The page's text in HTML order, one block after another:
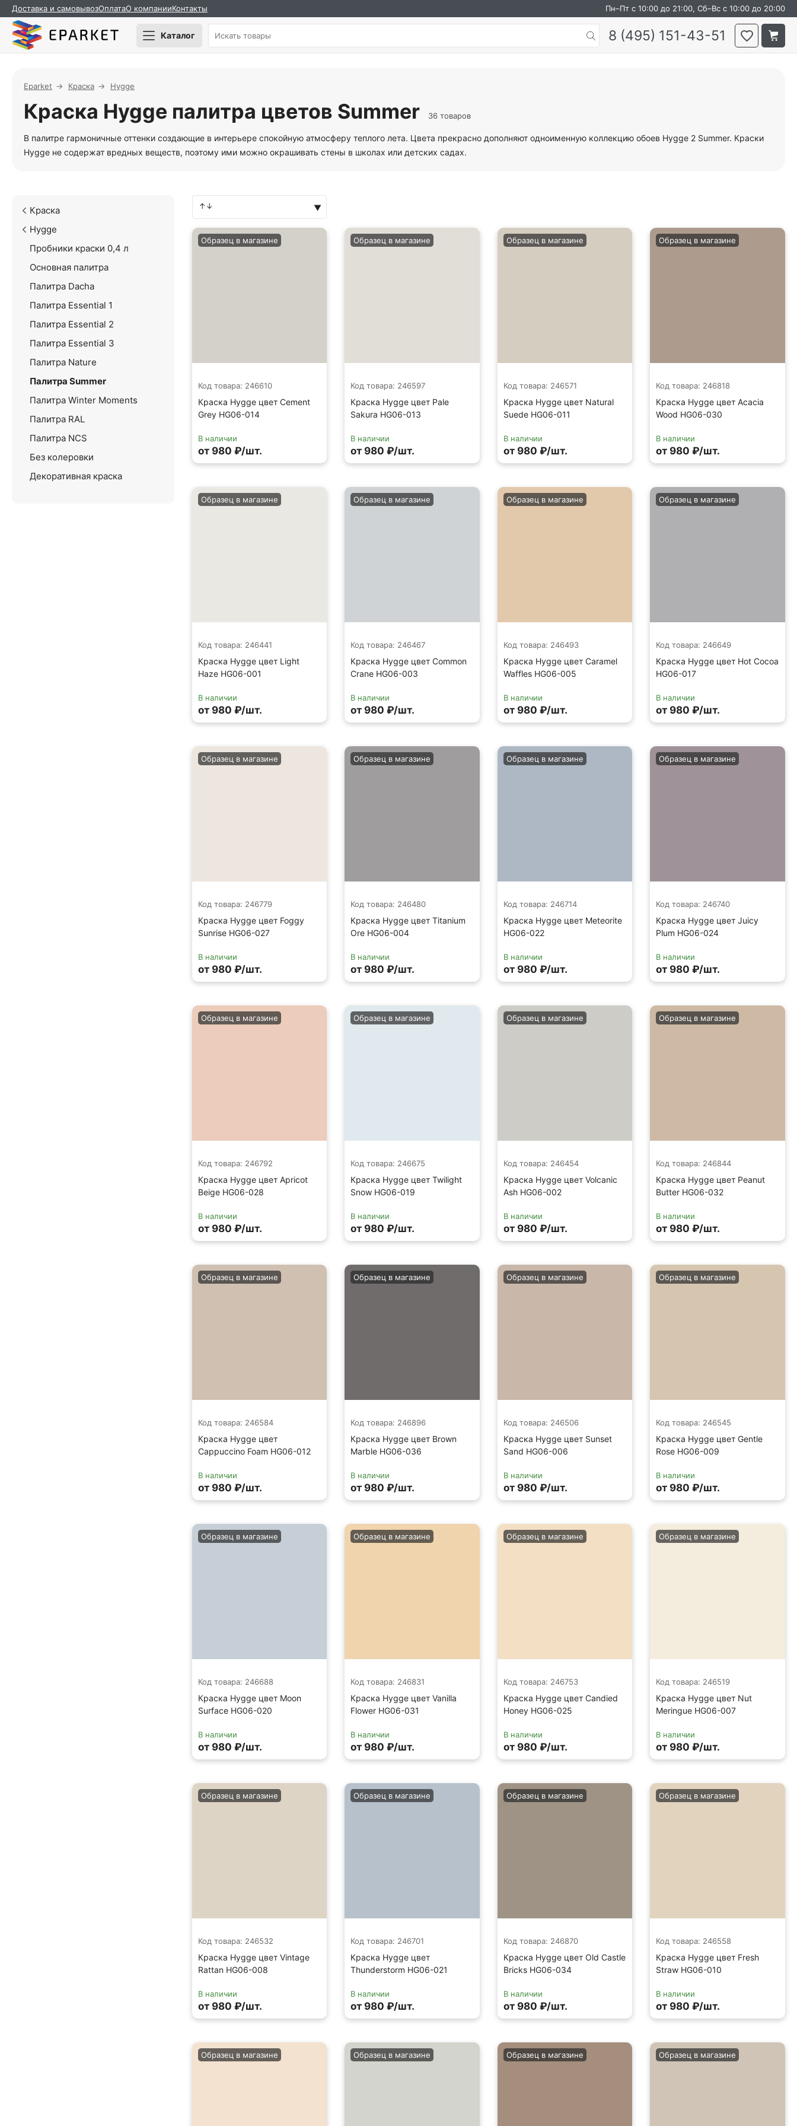
Доставка и самовывозОплатаО компанииКонтакты Пн–Пт с 10:00 до 21:00, Сб–Вс с 10:00 до 20:00
Каталог 8 (495) 151-43-51
Eparket Краска Hygge
Краска Hygge палитра цветов Summer 36 товаров
В палитре гармоничные оттенки создающие в интерьере спокойную атмосферу теплого лета. Цвета прекрасно дополняют одноименную коллекцию обоев Hygge 2 Summer. Краски
Hygge не содержат вредных веществ, поэтому ими можно окрашивать стены в школах или детских садах.
Краска
Hygge
Пробники краски 0,4 л
Основная палитра
Палитра Dacha
Палитра Essential 1
Палитра Essential 2
Палитра Essential 3
Палитра Nature
Палитра Summer
Палитра Winter Moments
Палитра RAL
Палитра NCS
Без колеровки
Декоративная краска
Код товара: 246610
Краска Hygge цвет Cement
Grey HG06-014
Образец в магазине
В наличии
от 980 ₽/шт.
Код товара: 246597
Краска Hygge цвет Pale
Sakura HG06-013
Образец в магазине
В наличии
от 980 ₽/шт.
Код товара: 246571
Краска Hygge цвет Natural
Suede HG06-011
Образец в магазине
В наличии
от 980 ₽/шт.
Код товара: 246818
Краска Hygge цвет Acacia
Wood HG06-030
Образец в магазине
В наличии
от 980 ₽/шт.
Код товара: 246441
Краска Hygge цвет Light
Haze HG06-001
Образец в магазине
В наличии
от 980 ₽/шт.
Код товара: 246467
Краска Hygge цвет Common
Crane HG06-003
Образец в магазине
В наличии
от 980 ₽/шт.
Код товара: 246493
Краска Hygge цвет Caramel
Waffles HG06-005
Образец в магазине
В наличии
от 980 ₽/шт.
Код товара: 246649
Краска Hygge цвет Hot Cocoa
HG06-017
Образец в магазине
В наличии
от 980 ₽/шт.
Код товара: 246779
Краска Hygge цвет Foggy
Sunrise HG06-027
Образец в магазине
В наличии
от 980 ₽/шт.
Код товара: 246480
Краска Hygge цвет Titanium
Ore HG06-004
Образец в магазине
В наличии
от 980 ₽/шт.
Код товара: 246714
Краска Hygge цвет Meteorite
HG06-022
Образец в магазине
В наличии
от 980 ₽/шт.
Код товара: 246740
Краска Hygge цвет Juicy
Plum HG06-024
Образец в магазине
В наличии
от 980 ₽/шт.
Код товара: 246792
Краска Hygge цвет Apricot
Beige HG06-028
Образец в магазине
В наличии
от 980 ₽/шт.
Код товара: 246675
Краска Hygge цвет Twilight
Snow HG06-019
Образец в магазине
В наличии
от 980 ₽/шт.
Код товара: 246454
Краска Hygge цвет Volcanic
Ash HG06-002
Образец в магазине
В наличии
от 980 ₽/шт.
Код товара: 246844
Краска Hygge цвет Peanut
Butter HG06-032
Образец в магазине
В наличии
от 980 ₽/шт.
Код товара: 246584
Краска Hygge цвет
Cappuccino Foam HG06-012
Образец в магазине
В наличии
от 980 ₽/шт.
Код товара: 246896
Краска Hygge цвет Brown
Marble HG06-036
Образец в магазине
В наличии
от 980 ₽/шт.
Код товара: 246506
Краска Hygge цвет Sunset
Sand HG06-006
Образец в магазине
В наличии
от 980 ₽/шт.
Код товара: 246545
Краска Hygge цвет Gentle
Rose HG06-009
Образец в магазине
В наличии
от 980 ₽/шт.
Код товара: 246688
Краска Hygge цвет Moon
Surface HG06-020
Образец в магазине
В наличии
от 980 ₽/шт.
Код товара: 246831
Краска Hygge цвет Vanilla
Flower HG06-031
Образец в магазине
В наличии
от 980 ₽/шт.
Код товара: 246753
Краска Hygge цвет Candied
Honey HG06-025
Образец в магазине
В наличии
от 980 ₽/шт.
Код товара: 246519
Краска Hygge цвет Nut
Meringue HG06-007
Образец в магазине
В наличии
от 980 ₽/шт.
Код товара: 246532
Краска Hygge цвет Vintage
Rattan HG06-008
Образец в магазине
В наличии
от 980 ₽/шт.
Код товара: 246701
Краска Hygge цвет
Thunderstorm HG06-021
Образец в магазине
В наличии
от 980 ₽/шт.
Код товара: 246870
Краска Hygge цвет Old Castle
Bricks HG06-034
Образец в магазине
В наличии
от 980 ₽/шт.
Код товара: 246558
Краска Hygge цвет Fresh
Straw HG06-010
Образец в магазине
В наличии
от 980 ₽/шт.
Образец в магазине Образец в магазине Образец в магазине Образец в магазине